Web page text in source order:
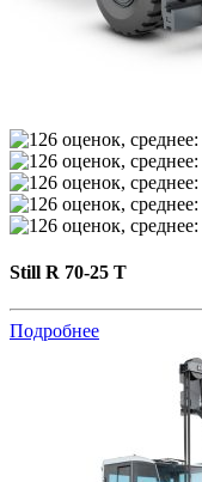
Still R 70-25 T
Подробнее